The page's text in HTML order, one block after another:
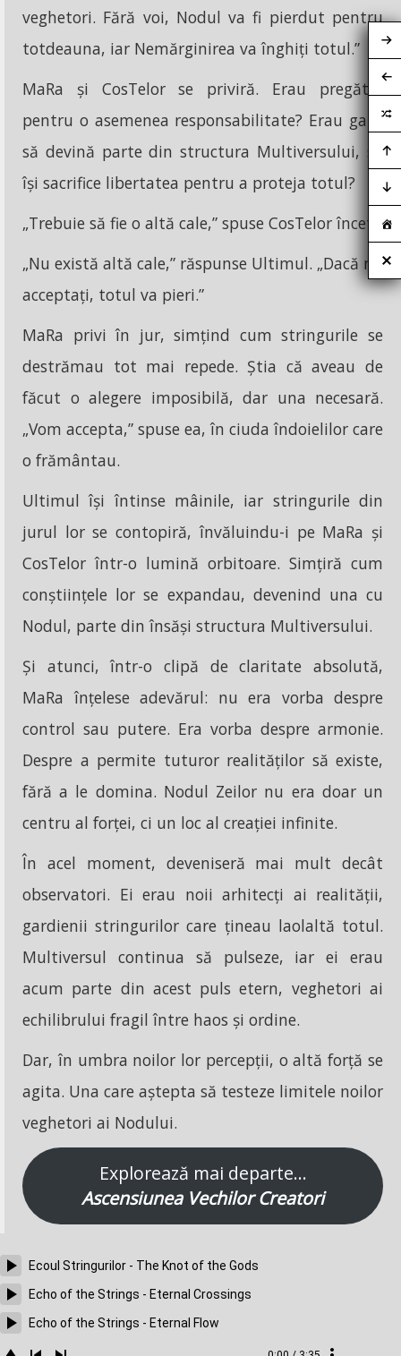
veghetori. Fără voi, Nodul va fi pierdut pentru
totdeauna, iar Nemărginirea va înghiți totul.”
MaRa și CosTelor se priviră. Erau pregătiți
pentru o asemenea responsabilitate? Erau gata
să devină parte din structura Multiversului, să
își sacrifice libertatea pentru a proteja totul?
„Trebuie să fie o altă cale,” spuse CosTelor încet.
„Nu există altă cale,” răspunse Ultimul. „Dacă nu
acceptați, totul va pieri.”
MaRa privi în jur, simțind cum stringurile se
destrămau tot mai repede. Știa că aveau de
făcut o alegere imposibilă, dar una necesară.
„Vom accepta,” spuse ea, în ciuda îndoielilor care
o frământau.
Ultimul își întinse mâinile, iar stringurile din
jurul lor se contopiră, învăluindu-i pe MaRa și
CosTelor într-o lumină orbitoare. Simțiră cum
conștiințele lor se expandau, devenind una cu
Nodul, parte din însăși structura Multiversului.
Și atunci, într-o clipă de claritate absolută,
MaRa înțelese adevărul: nu era vorba despre
control sau putere. Era vorba despre armonie.
Despre a permite tuturor realităților să existe,
fără a le domina. Nodul Zeilor nu era doar un
centru al forței, ci un loc al creației infinite.
În acel moment, deveniseră mai mult decât
observatori. Ei erau noii arhitecți ai realității,
gardienii stringurilor care țineau laolaltă totul.
Multiversul continua să pulseze, iar ei erau
acum parte din acest puls etern, veghetori ai
echilibrului fragil între haos și ordine.
Dar, în umbra noilor lor percepții, o altă forță se
agita. Una care aștepta să testeze limitele noilor
veghetori ai Nodului.
Explorează mai departe…
Ascensiunea Vechilor Creatori
Ecoul Stringurilor - The Knot of the Gods
Echo of the Strings - Eternal Crossings
Echo of the Strings - Eternal Flow